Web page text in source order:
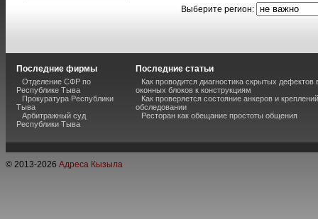
Выберите регион:
Последние фирмы
Отделение СФР по
Республике Тыва
Прокуратура Республики
Тыва
Арбитражный суд
Республики Тыва
Последние статьи
Как проводится диагностика скрытых
оконных блоков к конструкциям
Как проверяется состояние анкеров и
обследовании
Ресторан как обещание простоты общения
© 2013-2026 Адреса Кызыла